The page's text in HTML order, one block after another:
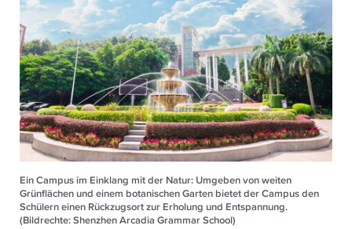
Ein Campus im Einklang mit der Natur: Umgeben von weiten
Grünflächen und einem botanischen Garten bietet der Campus den
Schülern einen Rückzugsort zur Erholung und Entspannung.
(Bildrechte: Shenzhen Arcadia Grammar School)